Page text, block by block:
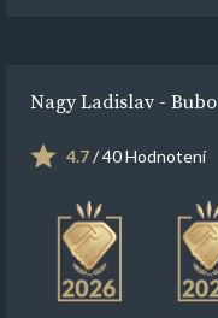
Nagy Ladislav - Bubo
4.7/ 40 Hodnotení